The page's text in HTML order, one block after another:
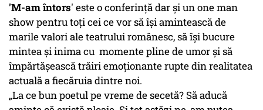
'M-am întors' este o conferință dar și un one man
show pentru toți cei ce vor să își amintească de
marile valori ale teatrului românesc, să își bucure
mintea și inima cu momente pline de umor și să
împărtășească trăiri emoționante rupte din realitatea
actuală a fiecăruia dintre noi.
„La ce bun poetul pe vreme de secetă? Să aducă